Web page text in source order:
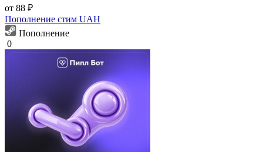
от 88 ₽
Пополнение стим UAH
Пополнение
0